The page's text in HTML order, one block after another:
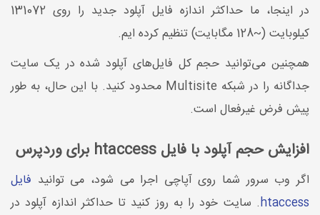
در اینجا، ما حداکثر اندازه فایل آپلود جدید را روی 131072
کیلوبایت (~128 مگابایت) تنظیم کرده ایم.
همچنین می‌توانید حجم کل فایل‌های آپلود شده در یک سایت
جداگانه را در شبکه Multisite محدود کنید. با این حال، به طور
پیش فرض غیرفعال است.
افزایش حجم آپلود با فایل htaccess برای وردپرس
اگر وب سرور شما روی آپاچی اجرا می شود، می توانید فایل
htaccess. سایت خود را به روز کنید تا حداکثر اندازه آپلود در